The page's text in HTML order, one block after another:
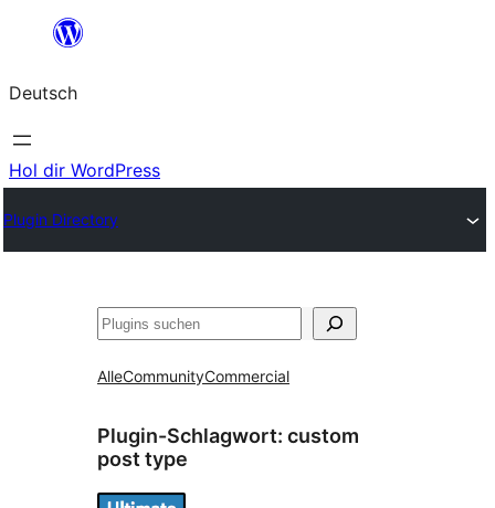
springen
Deutsch
Hol dir WordPress
Plugin Directory
Suchen
AlleCommunityCommercial
Plugin-Schlagwort: custom
post type